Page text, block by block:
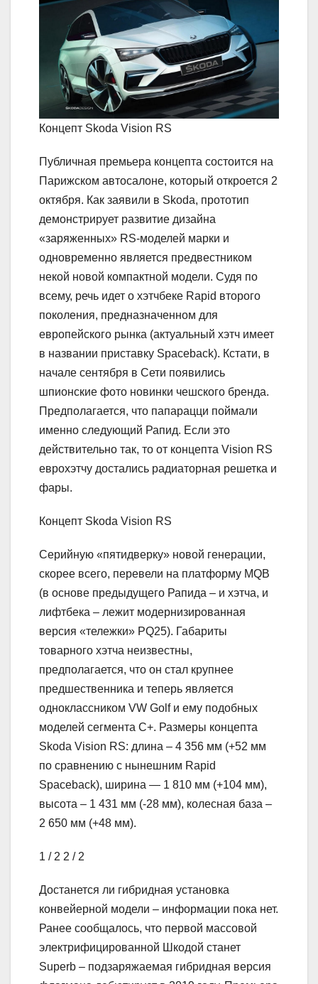
Концепт Skoda Vision RS
Публичная премьера концепта состоится на
Парижском автосалоне, который откроется 2
октября. Как заявили в Skoda, прототип
демонстрирует развитие дизайна
«заряженных» RS-моделей марки и
одновременно является предвестником
некой новой компактной модели. Судя по
всему, речь идет о хэтчбеке Rapid второго
поколения, предназначенном для
европейского рынка (актуальный хэтч имеет
в названии приставку Spaceback). Кстати, в
начале сентября в Сети появились
шпионские фото новинки чешского бренда.
Предполагается, что папарацци поймали
именно следующий Рапид. Если это
действительно так, то от концепта Vision RS
еврохэтчу достались радиаторная решетка и
фары.
Концепт Skoda Vision RS
Серийную «пятидверку» новой генерации,
скорее всего, перевели на платформу MQB
(в основе предыдущего Рапида – и хэтча, и
лифтбека – лежит модернизированная
версия «тележки» PQ25). Габариты
товарного хэтча неизвестны,
предполагается, что он стал крупнее
предшественника и теперь является
одноклассником VW Golf и ему подобных
моделей сегмента С+. Размеры концепта
Skoda Vision RS: длина – 4 356 мм (+52 мм
по сравнению с нынешним Rapid
Spaceback), ширина — 1 810 мм (+104 мм),
высота – 1 431 мм (-28 мм), колесная база –
2 650 мм (+48 мм).
1 / 2 2 / 2
Достанется ли гибридная установка
конвейерной модели – информации пока нет.
Ранее сообщалось, что первой массовой
электрифицированной Шкодой станет
Superb – подзаряжаемая гибридная версия